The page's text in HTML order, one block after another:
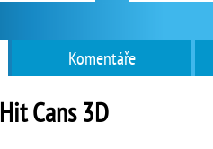
Komentáře
Hit Cans 3D